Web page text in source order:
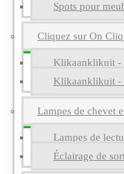
Spots pour
Cliquez sur On
Klikaanklikuit -
Klikaanklikuit -
Lampes de chevet
Lampes de
Éclairage de